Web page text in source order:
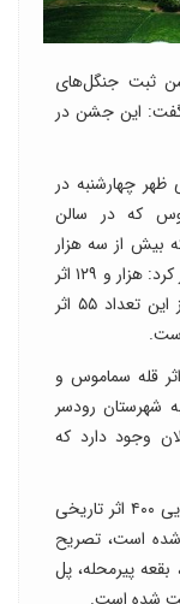
ثبت جنگل‌های
گفت: این جشن در
ظهر چهارشنبه در
که در سالن
بیش از سه هزار
اثر تاریخی در گیلان شناسایی شده است، اظهار کرد: هزار و ۱۲۹ اثر
در فرصت تاریخی ثبت ملی شده است که از این تعداد ۵۵ اثر
دو اثر قله سماموس و
شهرستان رودسر
در گیلان وجود دارد که
معاون میراث فرهنگی گیلان با اشاره به شناسایی ۴۰۰ اثر تاریخی
اثر ثبت ملی شده است، تصریح
پیرمحله، پل